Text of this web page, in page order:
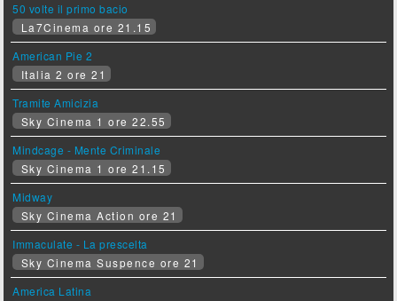
50 volte il primo bacio
La7Cinema ore 21.15
American Pie 2
Italia 2 ore 21
Tramite Amicizia
Sky Cinema 1 ore 22.55
Mindcage - Mente Criminale
Sky Cinema 1 ore 21.15
Midway
Sky Cinema Action ore 21
Immaculate - La prescelta
Sky Cinema Suspence ore 21
America Latina